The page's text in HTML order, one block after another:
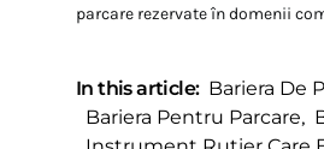
parcare rezervate în domenii
In this article: Bariera De
Bariera Pentru Parcare,